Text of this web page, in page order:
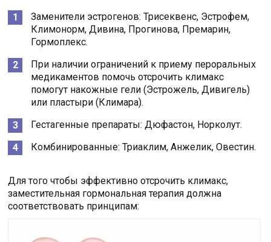
Заменители эстрогенов: Трисеквенс, Эстрофем,
Климонорм, Дивина, Прогинова, Премарин,
Гормоплекс.
При наличии ограничений к приему пероральных
медикаментов помочь отсрочить климакс
помогут накожные гели (Эстрожель, Дивигель)
или пластыри (Климара).
Гестагенные препараты: Дюфастон, Норколут.
Комбинированные: Триаклим, Анжелик, Овестин.
Для того чтобы эффективно отсрочить климакс,
заместительная гормональная терапия должна
соответствовать принципам: